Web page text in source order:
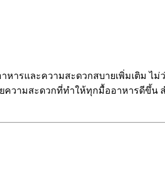
รและความสะดวกสบายเพิ่มเติม ไ
วามสะดวกที่ทำให้ทุกมื้ออาหารดีขึ้